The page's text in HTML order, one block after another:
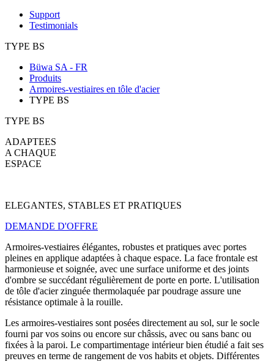
Support
Testimonials
TYPE BS
Büwa SA - FR
Produits
Armoires-vestiaires en tôle d'acier
TYPE BS
TYPE BS
ADAPTEES
A CHAQUE
ESPACE
ELEGANTES, STABLES ET PRATIQUES
DEMANDE D'OFFRE
Armoires-vestiaires élégantes, robustes et pratiques avec portes
pleines en applique adaptées à chaque espace. La face frontale est
harmonieuse et soignée, avec une surface uniforme et des joints
d'ombre se succédant régulièrement de porte en porte. L'utilisation
de tôle d'acier zinguée thermolaquée par poudrage assure une
résistance optimale à la rouille.
Les armoires-vestiaires sont posées directement au sol, sur le socle
fourni par vos soins ou encore sur châssis, avec ou sans banc ou
fixées à la paroi. Le compartimentage intérieur bien étudié a fait ses
preuves en terme de rangement de vos habits et objets. Différentes